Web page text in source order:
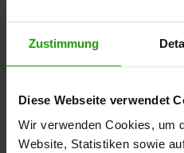
Zustimmung
Diese Webseite verwendet
Wir verwenden Cookies, um
Website, Statistiken sowie
Schneehöhe